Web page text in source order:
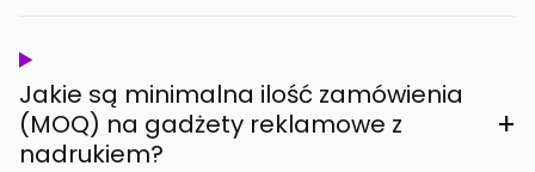
Jakie są minimalna ilość zamówienia
(MOQ) na gadżety reklamowe z
nadrukiem?
+